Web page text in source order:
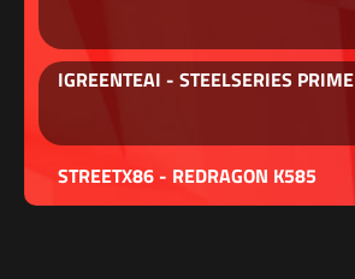
IGREENTEAI - STEELSERIES PRIME
STREETX86 - REDRAGON K585